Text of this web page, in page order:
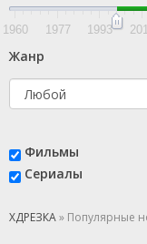
1960 1977 1993
Жанр
Фильмы
Сериалы
ХДРЕЗКА» Популярные